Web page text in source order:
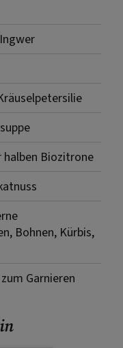
halben Biozitrone
Bohnen, Kürbis,
Garnieren